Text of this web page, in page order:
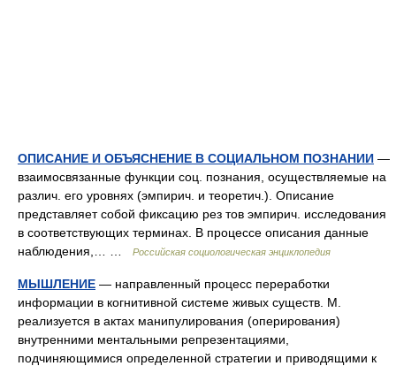
ОПИСАНИЕ И ОБЪЯСНЕНИЕ В СОЦИАЛЬНОМ ПОЗНАНИИ —
взаимосвязанные функции соц. познания, осуществляемые на
различ. его уровнях (эмпирич. и теоретич.). Описание
представляет собой фиксацию рез тов эмпирич. исследования
в соответствующих терминах. В процессе описания данные
наблюдения,… …
Российская социологическая энциклопедия
МЫШЛЕНИЕ — направленный процесс переработки
информации в когнитивной системе живых существ. М.
реализуется в актах манипулирования (оперирования)
внутренними ментальными репрезентациями,
подчиняющимися определенной стратегии и приводящими к